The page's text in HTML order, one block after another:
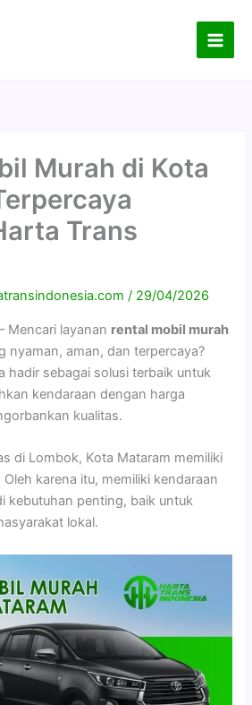
Murah di Kota
Trans
/ 29/04/2026
Mencari layanan rental mobil murah
nyaman, aman, dan terpercaya?
hadir sebagai solusi terbaik untuk
kendaraan dengan harga
kualitas.
di Lombok, Kota Mataram memiliki
karena itu, memiliki kendaraan
kebutuhan penting, baik untuk
lokal.